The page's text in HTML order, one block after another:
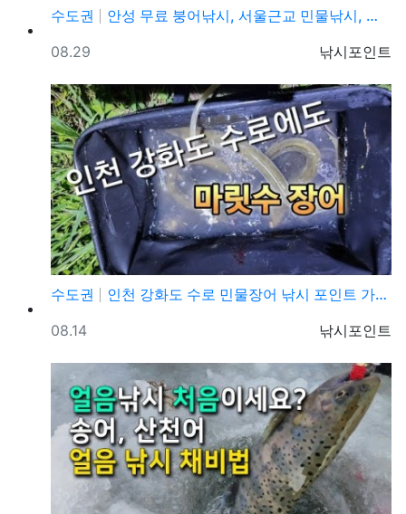
수도권
안성 무료 붕어낚시, 서울근교 민물낚시, 차박캠핑, 캠…
등록자
낚시포인트
등록일
08.29
수도권
인천 강화도 수로 민물장어 낚시 포인트 가볼만한곳
등록자
낚시포인트
등록일
08.14